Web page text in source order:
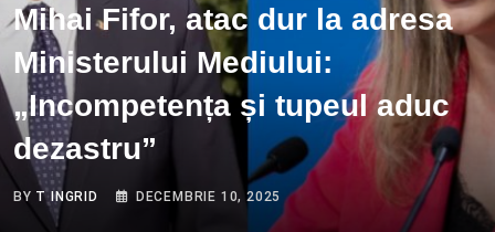
Mihai Fifor, atac dur la adresa
Ministerului Mediului:
„Incompetența și tupeul aduc
dezastru”
BY T INGRID DECEMBRIE 10, 2025